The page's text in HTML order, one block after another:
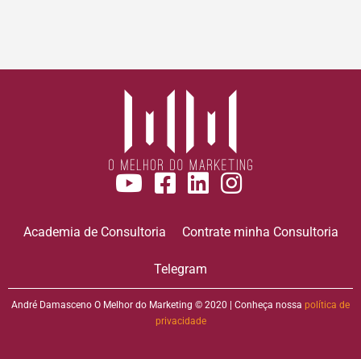
Academia de Consultoria Contrate minha Consultoria
Telegram
André Damasceno O Melhor do Marketing © 2020 | Conheça nossa política de
privacidade